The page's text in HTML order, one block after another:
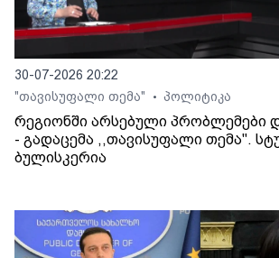
30-07-2026 20:22
"თავისუფალი თემა"
• პოლიტიკა
რეგიონში არსებული პრობლემები
- გადაცემა ,,თავისუფალი თემა".
ბულისკერია